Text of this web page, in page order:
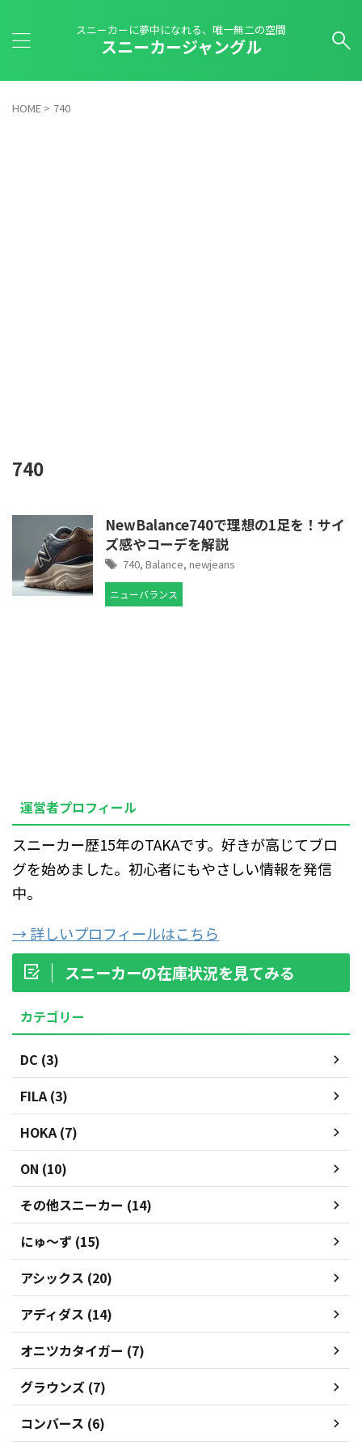
スニーカーに夢中になれる、唯一無二の空間
スニーカージャングル
HOME > 740
740
NewBalance740で理想の1足を！サイ
ズ感やコーデを解説
740, Balance, newjeans
ニューバランス
運営者プロフィール
スニーカー歴15年のTAKAです。好きが高じてブロ
グを始めました。初心者にもやさしい情報を発信
中。
→ 詳しいプロフィールはこちら
スニーカーの在庫状況を見てみる
カテゴリー
DC (3)
FILA (3)
HOKA (7)
ON (10)
その他スニーカー (14)
にゅ～ず (15)
アシックス (20)
アディダス (14)
オニツカタイガー (7)
グラウンズ (7)
コンバース (6)